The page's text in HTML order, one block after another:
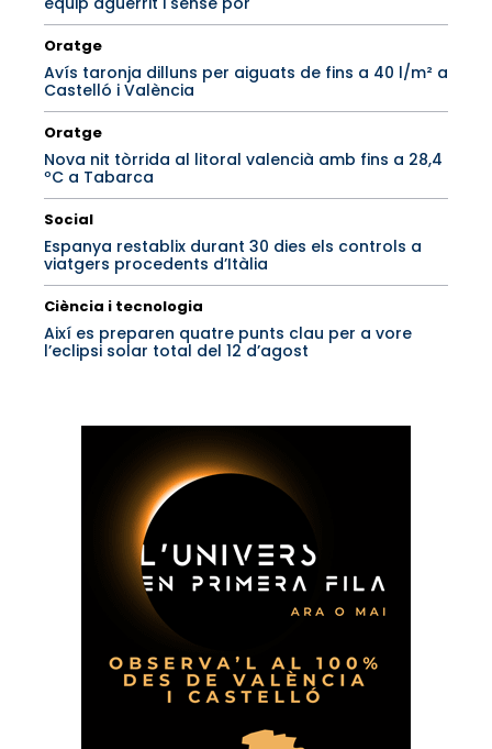
Oratge
Avís taronja dilluns per aiguats de fins a 40 l/m² a
Castelló i València
Oratge
Nova nit tòrrida al litoral valencià amb fins a 28,4
ºC a Tabarca
Social
Espanya restablix durant 30 dies els controls a
viatgers procedents d’Itàlia
Ciència i tecnologia
Així es preparen quatre punts clau per a vore
l’eclipsi solar total del 12 d’agost